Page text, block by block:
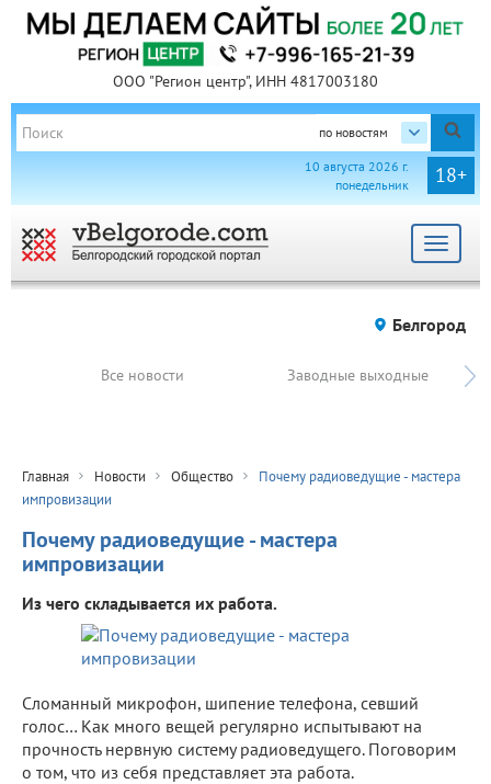
ООО "Регион центр", ИНН 4817003180
по новостям
18+
10 августа 2026 г.
понедельник
Toggle
Белгород
Все новости Заводные выходные
Главная Новости Общество
Почему радиоведущие - мастера
импровизации
Почему радиоведущие - мастера
импровизации
Из чего складывается их работа.
Сломанный микрофон, шипение телефона, севший
голос… Как много вещей регулярно испытывают на
прочность нервную систему радиоведущего. Поговорим
о том, что из себя представляет эта работа.